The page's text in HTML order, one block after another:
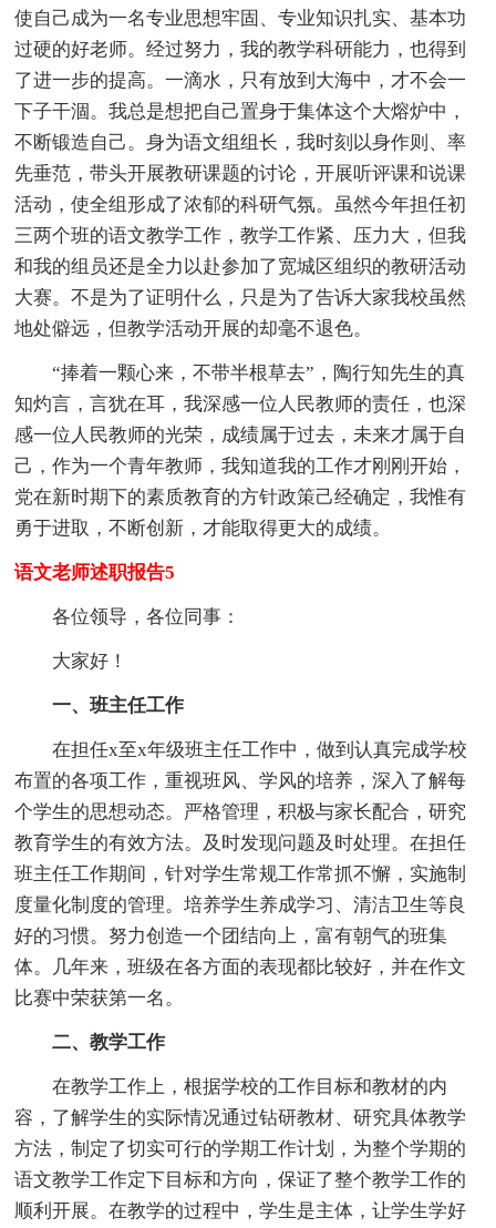
使自己成为一名专业思想牢固、专业知识扎实、基本功
过硬的好老师。经过努力，我的教学科研能力，也得到
了进一步的提高。一滴水，只有放到大海中，才不会一
下子干涸。我总是想把自己置身于集体这个大熔炉中，
不断锻造自己。身为语文组组长，我时刻以身作则、率
先垂范，带头开展教研课题的讨论，开展听评课和说课
活动，使全组形成了浓郁的科研气氛。虽然今年担任初
三两个班的语文教学工作，教学工作紧、压力大，但我
和我的组员还是全力以赴参加了宽城区组织的教研活动
大赛。不是为了证明什么，只是为了告诉大家我校虽然
地处僻远，但教学活动开展的却毫不退色。
“捧着一颗心来，不带半根草去”，陶行知先生的真
知灼言，言犹在耳，我深感一位人民教师的责任，也深
感一位人民教师的光荣，成绩属于过去，未来才属于自
己，作为一个青年教师，我知道我的工作才刚刚开始，
党在新时期下的素质教育的方针政策己经确定，我惟有
勇于进取，不断创新，才能取得更大的成绩。
语文老师述职报告5
各位领导，各位同事：
大家好！
一、班主任工作
在担任x至x年级班主任工作中，做到认真完成学校
布置的各项工作，重视班风、学风的培养，深入了解每
个学生的思想动态。严格管理，积极与家长配合，研究
教育学生的有效方法。及时发现问题及时处理。在担任
班主任工作期间，针对学生常规工作常抓不懈，实施制
度量化制度的管理。培养学生养成学习、清洁卫生等良
好的习惯。努力创造一个团结向上，富有朝气的班集
体。几年来，班级在各方面的表现都比较好，并在作文
比赛中荣获第一名。
二、教学工作
在教学工作上，根据学校的工作目标和教材的内
容，了解学生的实际情况通过钻研教材、研究具体教学
方法，制定了切实可行的学期工作计划，为整个学期的
语文教学工作定下目标和方向，保证了整个教学工作的
顺利开展。在教学的过程中，学生是主体，让学生学好